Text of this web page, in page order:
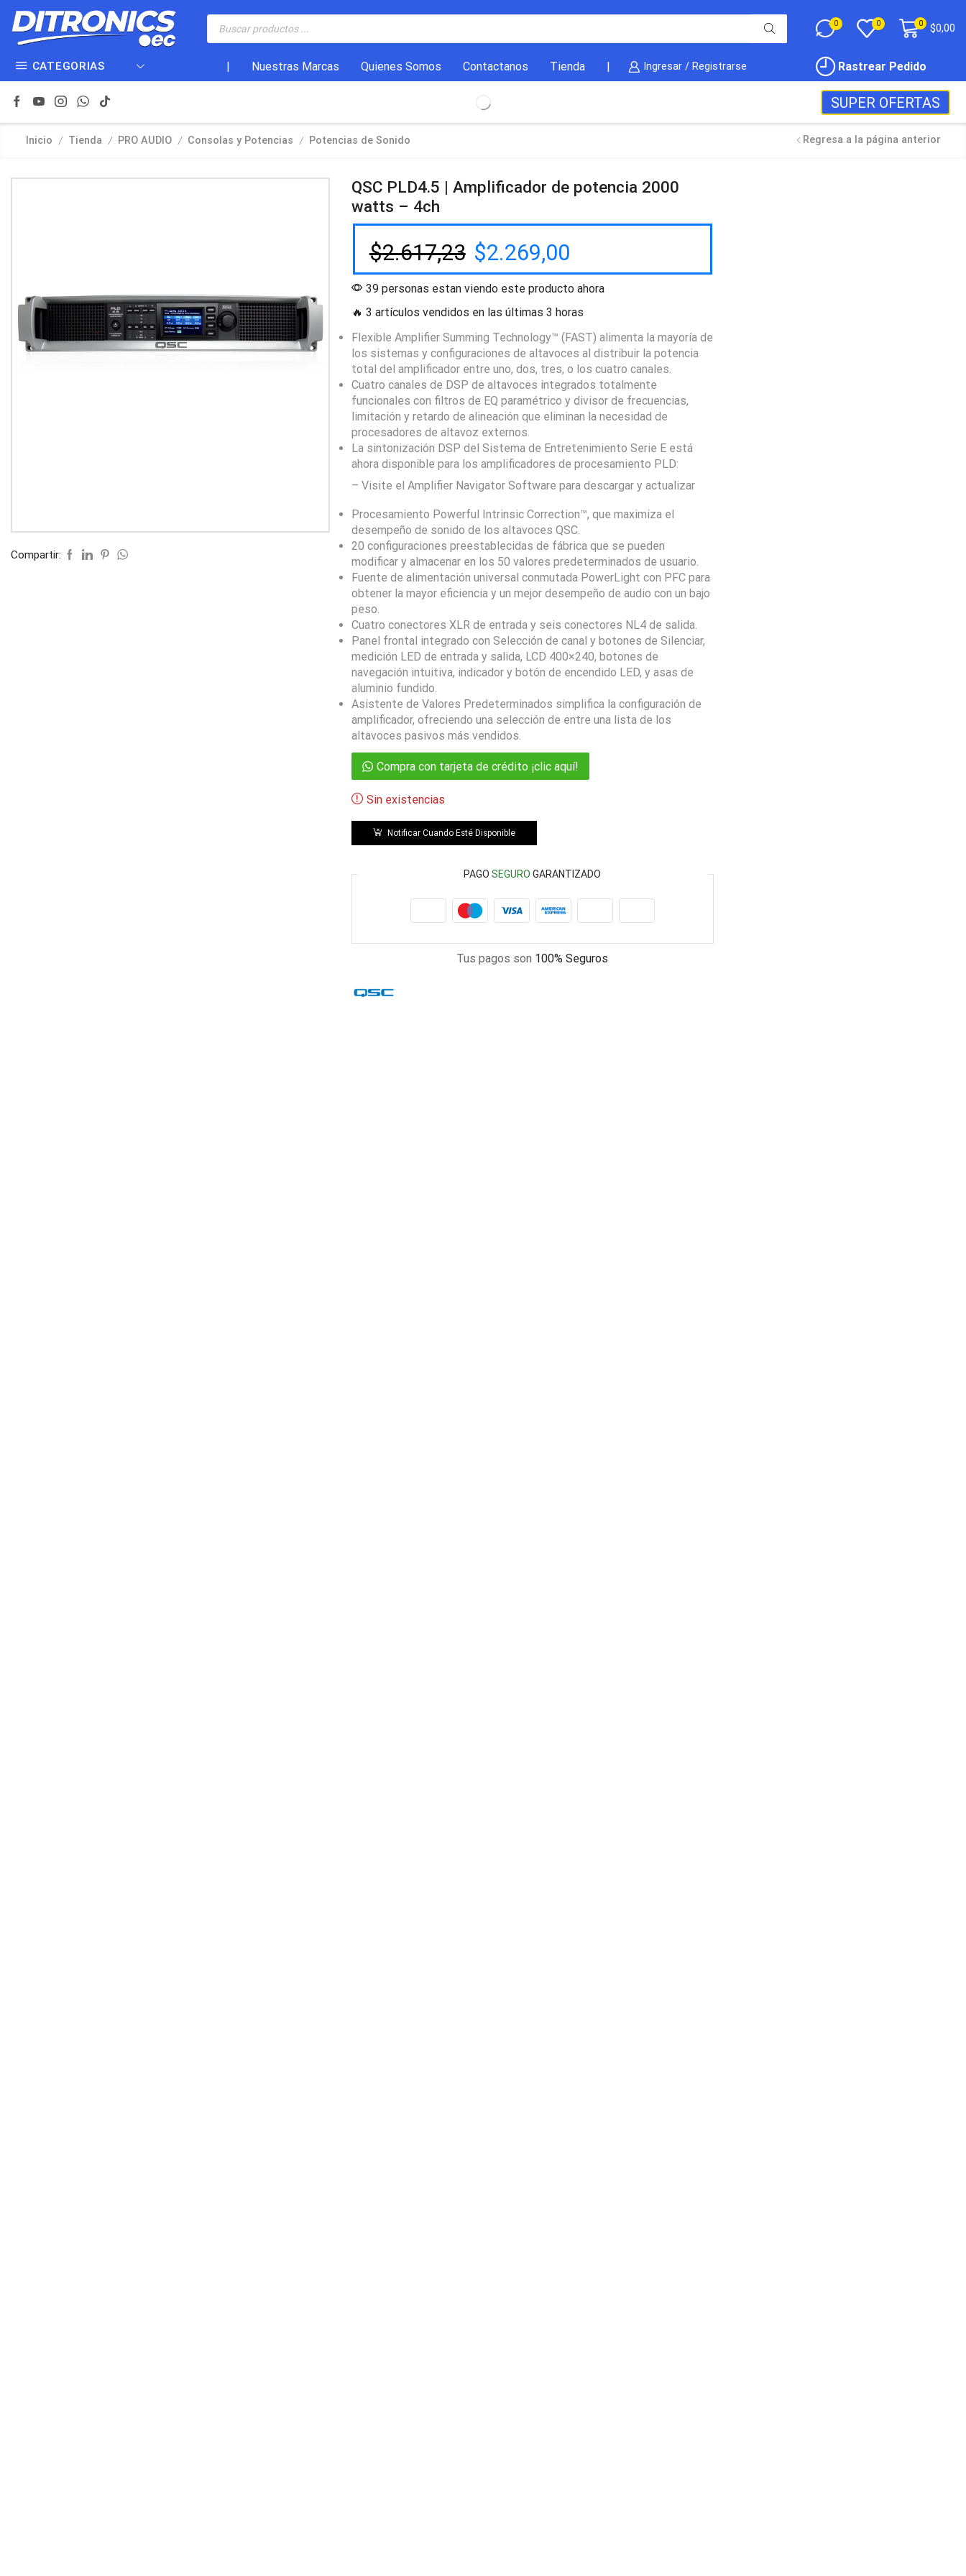
0 0 0 $0,00
CATEGORIAS Nuestras Marcas Quienes Somos Contactanos Tienda Ingresar / Registrarse Rastrear Pedido
SUPER OFERTAS
Inicio / Tienda / PRO AUDIO / Consolas y Potencias / Potencias de Sonido Regresa a la página anterior
Compartir:
QSC PLD4.5 | Amplificador de potencia 2000
watts – 4ch
$2.617,23 $2.269,00
39 personas estan viendo este producto ahora
🔥 3 artículos vendidos en las últimas 3 horas
Flexible Amplifier Summing Technology™ (FAST) alimenta la mayoría de
los sistemas y configuraciones de altavoces al distribuir la potencia
total del amplificador entre uno, dos, tres, o los cuatro canales.
Cuatro canales de DSP de altavoces integrados totalmente
funcionales con filtros de EQ paramétrico y divisor de frecuencias,
limitación y retardo de alineación que eliminan la necesidad de
procesadores de altavoz externos.
La sintonización DSP del Sistema de Entretenimiento Serie E está
ahora disponible para los amplificadores de procesamiento PLD:
– Visite el Amplifier Navigator Software para descargar y actualizar
Procesamiento Powerful Intrinsic Correction™, que maximiza el
desempeño de sonido de los altavoces QSC.
20 configuraciones preestablecidas de fábrica que se pueden
modificar y almacenar en los 50 valores predeterminados de usuario.
Fuente de alimentación universal conmutada PowerLight con PFC para
obtener la mayor eficiencia y un mejor desempeño de audio con un bajo
peso.
Cuatro conectores XLR de entrada y seis conectores NL4 de salida.
Panel frontal integrado con Selección de canal y botones de Silenciar,
medición LED de entrada y salida, LCD 400×240, botones de
navegación intuitiva, indicador y botón de encendido LED, y asas de
aluminio fundido.
Asistente de Valores Predeterminados simplifica la configuración de
amplificador, ofreciendo una selección de entre una lista de los
altavoces pasivos más vendidos.
Compra con tarjeta de crédito ¡clic aquí!
Sin existencias
Notificar Cuando Esté Disponible
PAGOSEGURO GARANTIZADO
Tus pagos son 100% Seguros